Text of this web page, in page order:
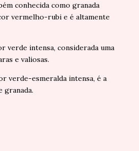
conhecida como granada
vermelho-rubi e é altamente
verde intensa, considerada uma
e valiosas.
verde-esmeralda intensa, é a
granada.